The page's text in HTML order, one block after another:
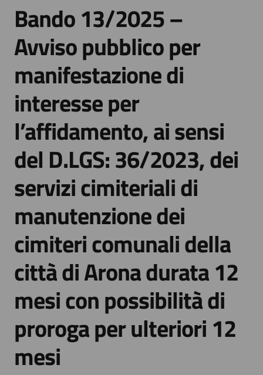
Bando 13/2025 –
Avviso pubblico per
manifestazione di
interesse per
l’affidamento, ai sensi
del D.LGS: 36/2023, dei
servizi cimiteriali di
manutenzione dei
cimiteri comunali della
città di Arona durata 12
mesi con possibilità di
proroga per ulteriori 12
mesi